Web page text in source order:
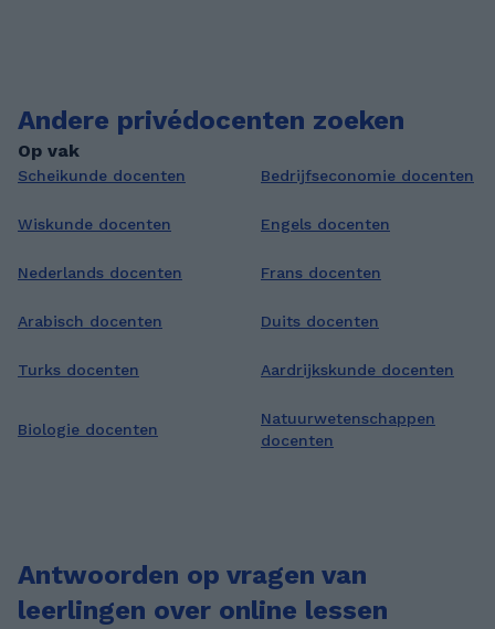
Andere privédocenten zoeken
Op vak
Scheikunde docenten Bedrijfseconomie docenten
Wiskunde docenten Engels docenten
Nederlands docenten Frans docenten
Arabisch docenten Duits docenten
Turks docenten Aardrijkskunde docenten
Biologie docenten
Natuurwetenschappen
docenten
Antwoorden op vragen van
leerlingen over online lessen